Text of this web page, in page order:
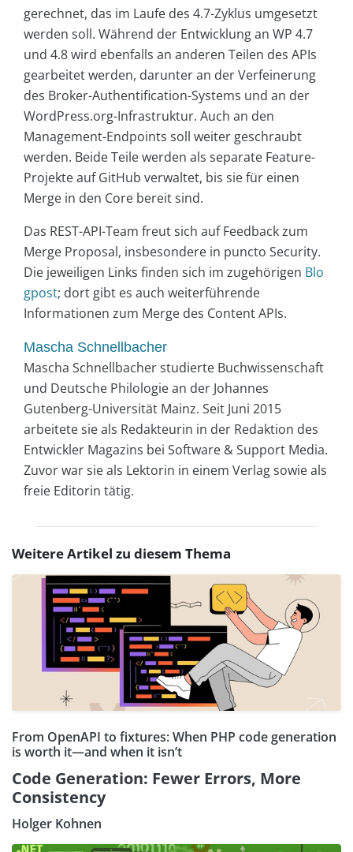
gerechnet, das im Laufe des 4.7-Zyklus umgesetzt
werden soll. Während der Entwicklung an WP 4.7
und 4.8 wird ebenfalls an anderen Teilen des APIs
gearbeitet werden, darunter an der Verfeinerung
des Broker-Authentification-Systems und an der
WordPress.org-Infrastruktur. Auch an den
Management-Endpoints soll weiter geschraubt
werden. Beide Teile werden als separate Feature-
Projekte auf GitHub verwaltet, bis sie für einen
Merge in den Core bereit sind.
Das REST-API-Team freut sich auf Feedback zum
Merge Proposal, insbesondere in puncto Security.
Die jeweiligen Links finden sich im zugehörigen Blo
gpost; dort gibt es auch weiterführende
Informationen zum Merge des Content APIs.
Mascha Schnellbacher
Mascha Schnellbacher studierte Buchwissenschaft
und Deutsche Philologie an der Johannes
Gutenberg-Universität Mainz. Seit Juni 2015
arbeitete sie als Redakteurin in der Redaktion des
Entwickler Magazins bei Software & Support Media.
Zuvor war sie als Lektorin in einem Verlag sowie als
freie Editorin tätig.
Weitere Artikel zu diesem Thema
From OpenAPI to fixtures: When PHP code generation
is worth it—and when it isn’t
Code Generation: Fewer Errors, More
Consistency
Holger Kohnen